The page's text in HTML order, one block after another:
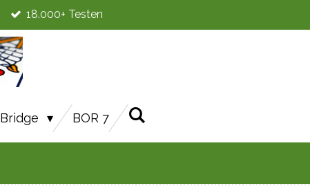
18.000+ Testen
Bridge BOR 7